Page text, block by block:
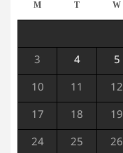
M T W
3 4 5
10 11 12
17 18 19
24 25 26